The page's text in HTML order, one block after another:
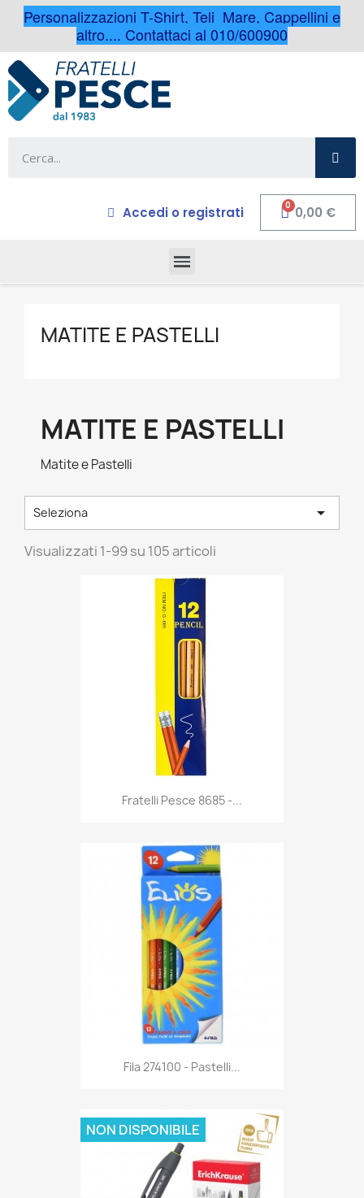
Personalizzazioni T-Shirt, Teli Mare, Cappellini e
altro.... Contattaci al 010/600900
Accedi o registrati 0,00 €
MATITE E PASTELLI
MATITE E PASTELLI
Matite e Pastelli
Seleziona 
Visualizzati 1-99 su 105 articoli
Anteprima
Fratelli Pesce 8685 -...
Anteprima
Fila 274100 - Pastelli...
NON DISPONIBILE